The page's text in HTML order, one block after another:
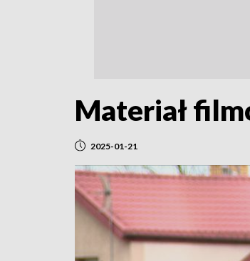
Materiał
2025-01-21